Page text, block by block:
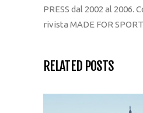
PRESS dal 2002 al 2006.
rivista MADE FOR
RELATED POSTS